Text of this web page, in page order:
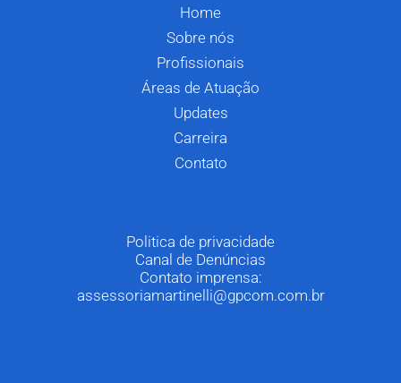
Home
Sobre nós
Profissionais
Áreas de Atuação
Updates
Carreira
Contato
Politica de privacidade
Canal de Denúncias
Contato imprensa:
assessoriamartinelli@gpcom.com.br